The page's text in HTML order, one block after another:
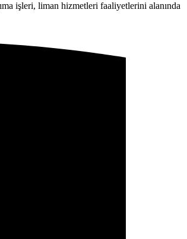
işleri, liman hizmetleri faaliyetlerini alanında